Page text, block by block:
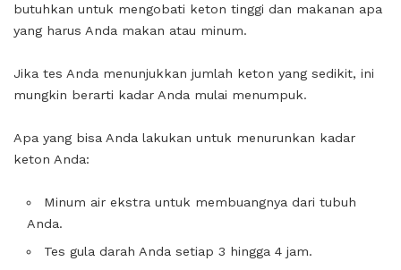
butuhkan untuk mengobati keton tinggi dan makanan apa
yang harus Anda makan atau minum.
Jika tes Anda menunjukkan jumlah keton yang sedikit, ini
mungkin berarti kadar Anda mulai menumpuk.
Apa yang bisa Anda lakukan untuk menurunkan kadar
keton Anda:
Minum air ekstra untuk membuangnya dari tubuh
Anda.
Tes gula darah Anda setiap 3 hingga 4 jam.